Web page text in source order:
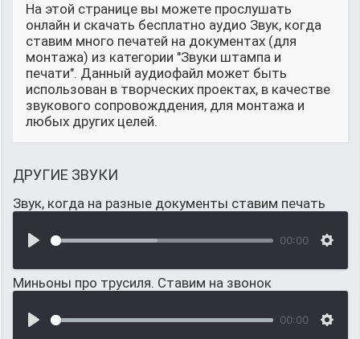
На этой странице вы можете прослушать
онлайн и скачать бесплатно аудио Звук, когда
ставим много печатей на документах (для
монтажа) из категории "Звуки штампа и
печати". Данный аудиофайл может быть
использован в творческих проектах, в качестве
звукового сопровожддения, для монтажа и
любых других целей.
ДРУГИЕ ЗВУКИ
Звук, когда на разные документы ставим печать
00:00
Миньоны про трусиля. Ставим на звонок
00:00